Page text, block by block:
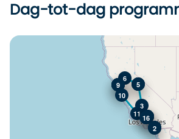
Dag-tot-dag
1
2
3
4
5
6
7
8
9
10
11 12
13
14
15
16